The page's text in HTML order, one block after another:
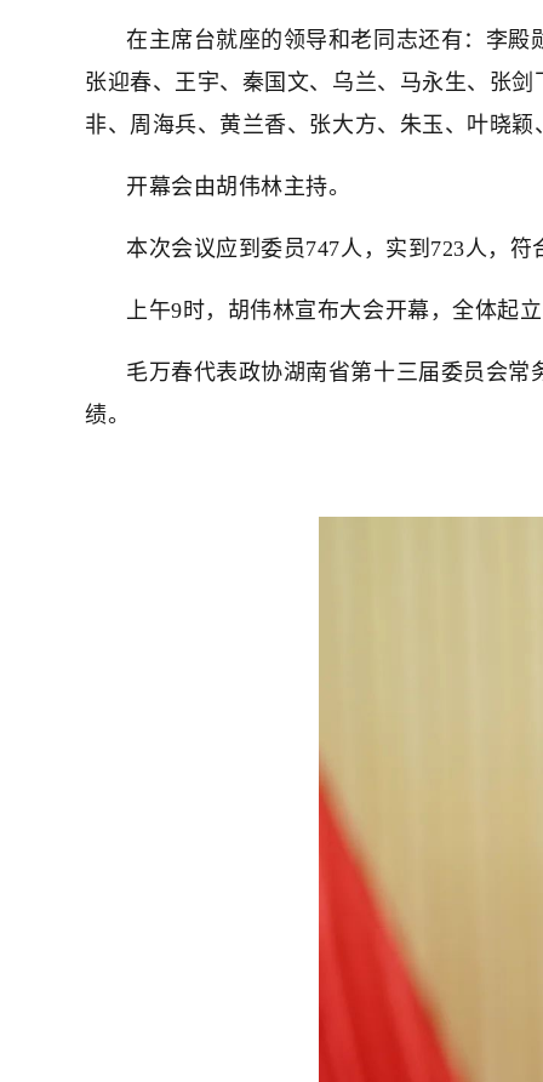
在主席台就座的领导和老同志还有：李
张迎春、王宇、秦国文、乌兰、马永生、张
非、周海兵、黄兰香、张大方、朱玉、叶晓
开幕会由胡伟林主持。
本次会议应到委员747人，实到723人，符
上午9时，胡伟林宣布大会开幕，全体起
毛万春代表政协湖南省第十三届委员会
绩。